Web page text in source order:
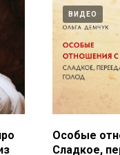
ВИДЕО
Особые
Сладкое,